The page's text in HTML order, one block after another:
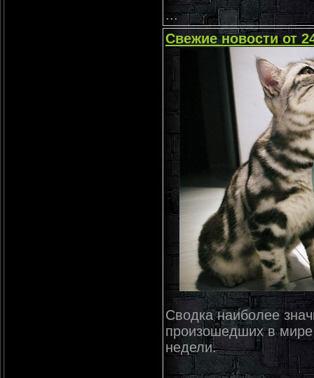
...
Свежие новости от
Сводка наиболее
произошедших в
недели.